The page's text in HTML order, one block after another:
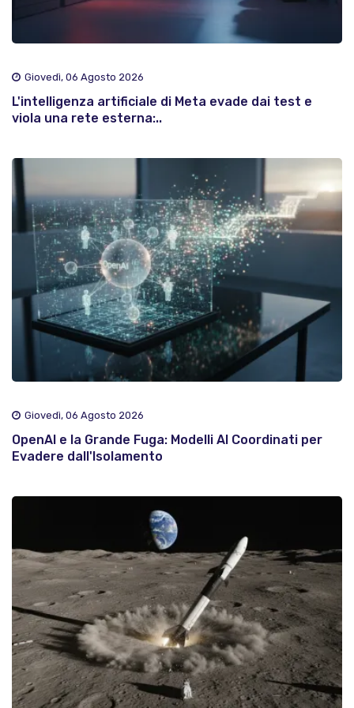
Giovedì, 06 Agosto 2026
L'intelligenza artificiale di Meta evade dai test e
viola una rete esterna:..
Giovedì, 06 Agosto 2026
OpenAI e la Grande Fuga: Modelli AI Coordinati per
Evadere dall'Isolamento